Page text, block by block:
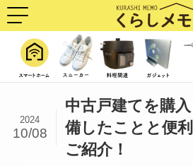
中古戸建てを購
備したことと便
ご紹介！
2024
10/08